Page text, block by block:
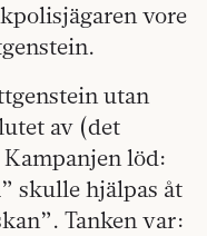
vore
utan
av (det
löd:
skulle hjälpas åt
Tanken var: